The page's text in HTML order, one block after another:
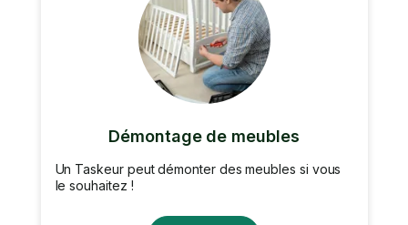
Démontage de meubles
Un Taskeur peut démonter des meubles si vous
le souhaitez !